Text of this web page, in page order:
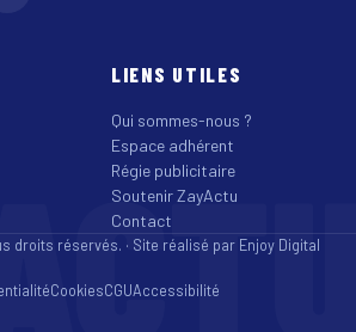
LIENS UTILES
Qui sommes-nous ?
Espace adhérent
Régie publicitaire
Soutenir ZayActu
Contact
droits réservés. · Site réalisé par Enjoy Digital
CookiesCGUAccessibilité